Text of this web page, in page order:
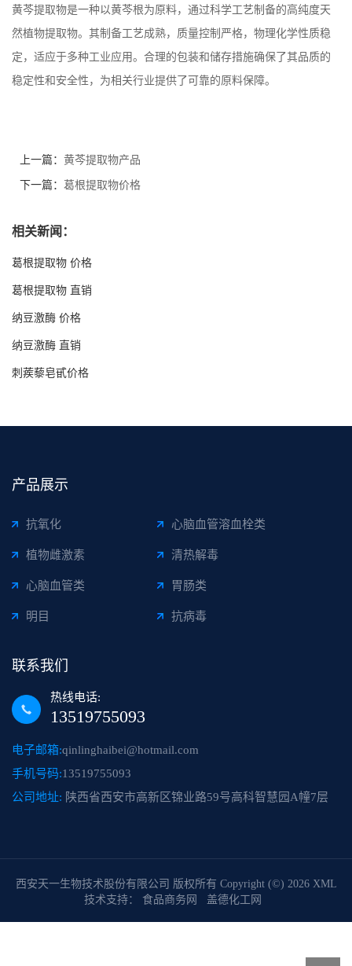
黄芩提取物是一种以黄芩根为原料，通过科学工艺制备的高纯度天
然植物提取物。其制备工艺成熟，质量控制严格，物理化学性质稳
定，适应于多种工业应用。合理的包装和储存措施确保了其品质的
稳定性和安全性，为相关行业提供了可靠的原料保障。
上一篇： 黄芩提取物产品
下一篇： 葛根提取物价格
相关新闻：
葛根提取物 价格
葛根提取物 直销
纳豆激酶 价格
纳豆激酶 直销
刺蒺藜皂甙价格
产品展示
抗氧化 心脑血管溶血栓类
植物雌激素 清热解毒
心脑血管类 胃肠类
明目 抗病毒
联系我们
热线电话:
13519755093
电子邮箱:qinlinghaibei@hotmail.com
手机号码:13519755093
公司地址: 陕西省西安市高新区锦业路59号高科智慧园A幢7层
西安天一生物技术股份有限公司 版权所有 Copyright (©) 2026 XML
技术支持： 食品商务网 盖德化工网